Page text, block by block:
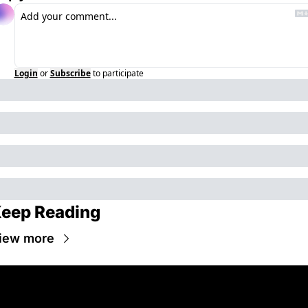
Login or Subscribe to participate
Reading
more